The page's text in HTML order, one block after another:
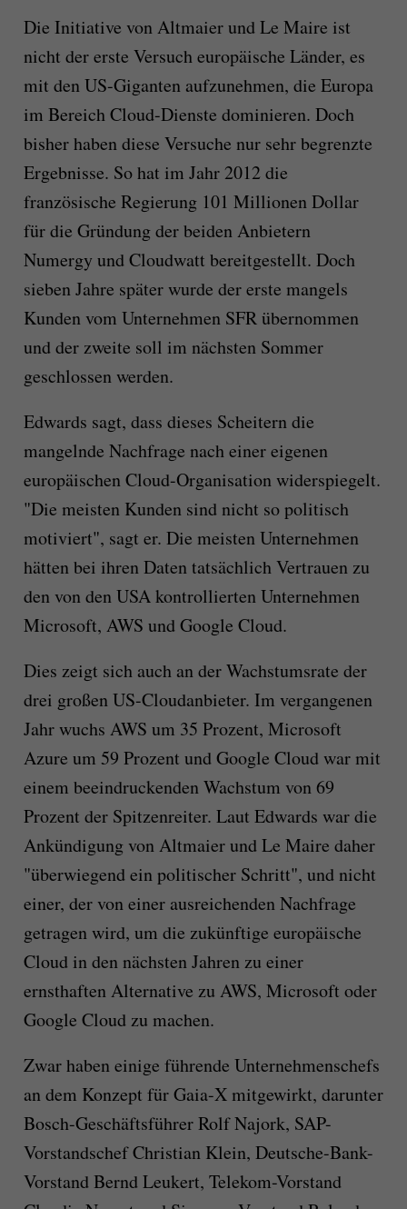
Die Initiative von Altmaier und Le Maire ist
nicht der erste Versuch europäische Länder, es
mit den US-Giganten aufzunehmen, die Europa
im Bereich Cloud-Dienste dominieren. Doch
bisher haben diese Versuche nur sehr begrenzte
Ergebnisse. So hat im Jahr 2012 die
französische Regierung 101 Millionen Dollar
für die Gründung der beiden Anbietern
Numergy und Cloudwatt bereitgestellt. Doch
sieben Jahre später wurde der erste mangels
Kunden vom Unternehmen SFR übernommen
und der zweite soll im nächsten Sommer
geschlossen werden.
Edwards sagt, dass dieses Scheitern die
mangelnde Nachfrage nach einer eigenen
europäischen Cloud-Organisation widerspiegelt.
"Die meisten Kunden sind nicht so politisch
motiviert", sagt er. Die meisten Unternehmen
hätten bei ihren Daten tatsächlich Vertrauen zu
den von den USA kontrollierten Unternehmen
Microsoft, AWS und Google Cloud.
Dies zeigt sich auch an der Wachstumsrate der
drei großen US-Cloudanbieter. Im vergangenen
Jahr wuchs AWS um 35 Prozent, Microsoft
Azure um 59 Prozent und Google Cloud war mit
einem beeindruckenden Wachstum von 69
Prozent der Spitzenreiter. Laut Edwards war die
Ankündigung von Altmaier und Le Maire daher
"überwiegend ein politischer Schritt", und nicht
einer, der von einer ausreichenden Nachfrage
getragen wird, um die zukünftige europäische
Cloud in den nächsten Jahren zu einer
ernsthaften Alternative zu AWS, Microsoft oder
Google Cloud zu machen.
Zwar haben einige führende Unternehmenschefs
an dem Konzept für Gaia-X mitgewirkt, darunter
Bosch-Geschäftsführer Rolf Najork, SAP-
Vorstandschef Christian Klein, Deutsche-Bank-
Vorstand Bernd Leukert, Telekom-Vorstand